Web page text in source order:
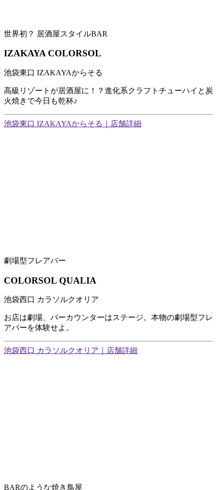
世界初？ 居酒屋スタイルBAR
IZAKAYA COLORSOL
池袋東口 IZAKAYAからそる
高級リゾートが居酒屋に！？進化系クラフトチューハイと炭
火焼きで今日も乾杯♪
池袋東口 IZAKAYAからそる｜店舗詳細
劇場型フレアバー
COLORSOL QUALIA
池袋西口 カラソルクオリア
お店は劇場、バーカウンターはステージ。本物の劇場型フレ
アバーを体験せよ。
池袋西口 カラソルクオリア｜店舗詳細
BARのような焼き鳥屋